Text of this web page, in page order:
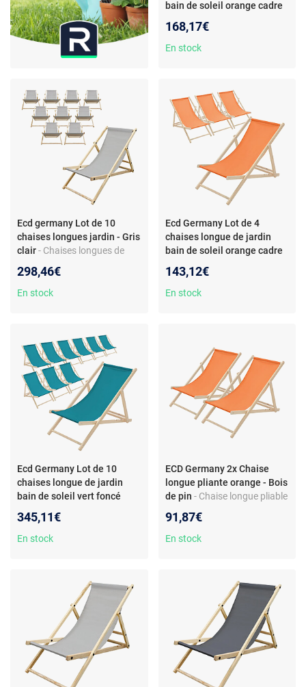
bain de soleil orange cadre
168,17€
En stock
Ecd germany Lot de 10
chaises longues jardin - Gris
clair- Chaises longues de
dossier inclinable - bois
298,46€
En stock
Ecd Germany Lot de 4
chaises longue de jardin
bain de soleil orange cadre
143,12€
En stock
Ecd Germany Lot de 10
chaises longue de jardin
bain de soleil vert foncé
345,11€
En stock
ECD Germany 2x Chaise
longue pliante orange - Bois
de pin - Chaise longue pliable
Charge maximale 120 kg -
Réglable en 3 positions
91,87€
En stock